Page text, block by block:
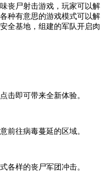
尸射击游戏，玩家可以解
种有意思的游戏模式可以解
全基地，组建的军队开启肉
即可带来全新体验。
往病毒蔓延的区域。
样的丧尸军团冲击。